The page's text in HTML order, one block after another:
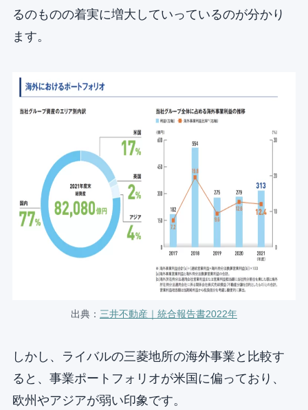
るのものの着実に増大していっているのが分かり
ます。
出典： 三井不動産｜統合報告書2022年
しかし、ライバルの三菱地所の海外事業と比較す
ると、事業ポートフォリオが米国に偏っており、
欧州やアジアが弱い印象です。